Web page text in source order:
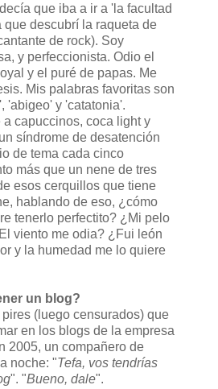
que iba a ir a 'la facultad
que descubrí la raqueta de
de rock). Soy
y perfeccionista. Odio el
y el puré de papas. Me
Mis palabras favoritas son
'abigeo' y 'catatonia'.
a capuccinos, coca light y
síndrome de desatención
de tema cada cinco
más que un nene de tres
esos cerquillos que tiene
hablando de eso, ¿cómo
tenerlo perfectito? ¿Mi pelo
viento me odia? ¿Fui león
y la humedad me lo quiere
un blog?
pires (luego censurados) que
en los blogs de la empresa
2005, un compañero de
noche: "Tefa, vos tendrías
". "Bueno, dale".